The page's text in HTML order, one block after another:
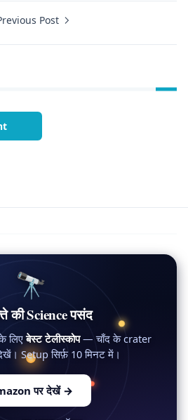
Post
🔭
की Science पसंद
लिएबेस्ट टेलीस्कोप— चाँद के crater
Setup सिर्फ़ 10 मिनट में।
पर देखें→